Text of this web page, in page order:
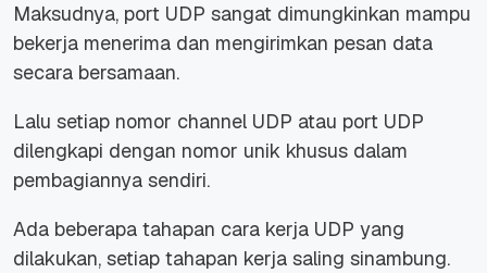
Maksudnya, port UDP sangat dimungkinkan mampu
bekerja menerima dan mengirimkan pesan data
secara bersamaan.
Lalu setiap nomor channel UDP atau port UDP
dilengkapi dengan nomor unik khusus dalam
pembagiannya sendiri.
Ada beberapa tahapan cara kerja UDP yang
dilakukan, setiap tahapan kerja saling sinambung.